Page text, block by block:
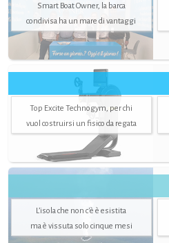
Smart Boat Owner, la barca
condivisa ha un mare di vantaggi
Top Excite Technogym, per chi
vuol costruirsi un fisico da regata
L’isola che non c'è è esistita
ma è vissuta solo cinque mesi